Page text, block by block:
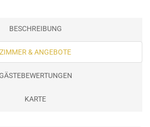
BESCHREIBUNG
ZIMMER & ANGEBOTE
GÄSTEBEWERTUNGEN
KARTE